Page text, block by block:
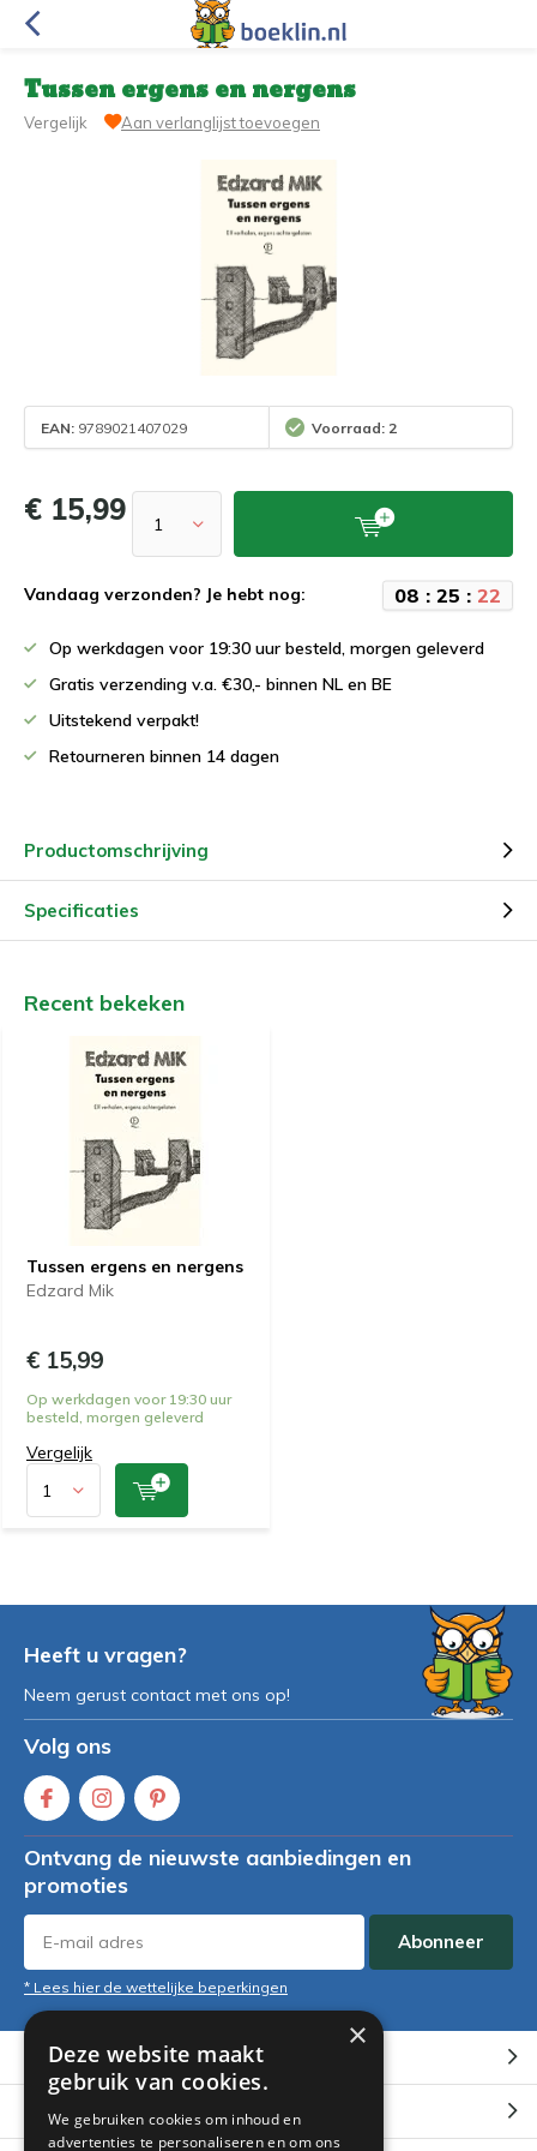
Tussen ergens en nergens
Vergelijk Aan verlanglijst toevoegen
EAN: 9789021407029 Voorraad: 2
€ 15,99
Vandaag verzonden? Je hebt nog: 08 : 25 : 22
Op werkdagen voor 19:30 uur besteld, morgen geleverd
Gratis verzending v.a. €30,- binnen NL en BE
Uitstekend verpakt!
Retourneren binnen 14 dagen
Productomschrijving
Specificaties
Recent bekeken
Tussen ergens en nergens
Edzard Mik
€ 15,99
Op werkdagen voor 19:30 uur
besteld, morgen geleverd
Vergelijk
Heeft u vragen?
Neem gerust contact met ons op!
Volg ons
Ontvang de nieuwste aanbiedingen en
promoties
Abonneer
* Lees hier de wettelijke beperkingen
Klantenservice
Mijn account
×
Deze website maakt
gebruik van cookies.
We gebruiken cookies om inhoud en
advertenties te personaliseren en om ons